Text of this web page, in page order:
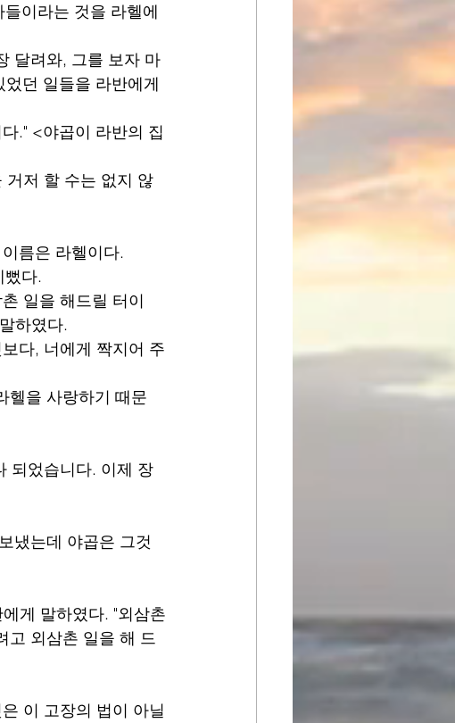
이라는 것을 라헬에
달려와, 그를 보자 마
던 일들을 라반에게
." <야곱이 라반의 집
거저 할 수는 없지 않
름은 라헬이다.
뻤다.
일을 해드릴 터이
하였다.
다, 너에게 짝지어 주
헬을 사랑하기 때문
되었습니다. 이제 장
냈는데 야곱은 그것
게 말하였다. "외삼촌
고 외삼촌 일을 해 드
이 고장의 법이 아닐